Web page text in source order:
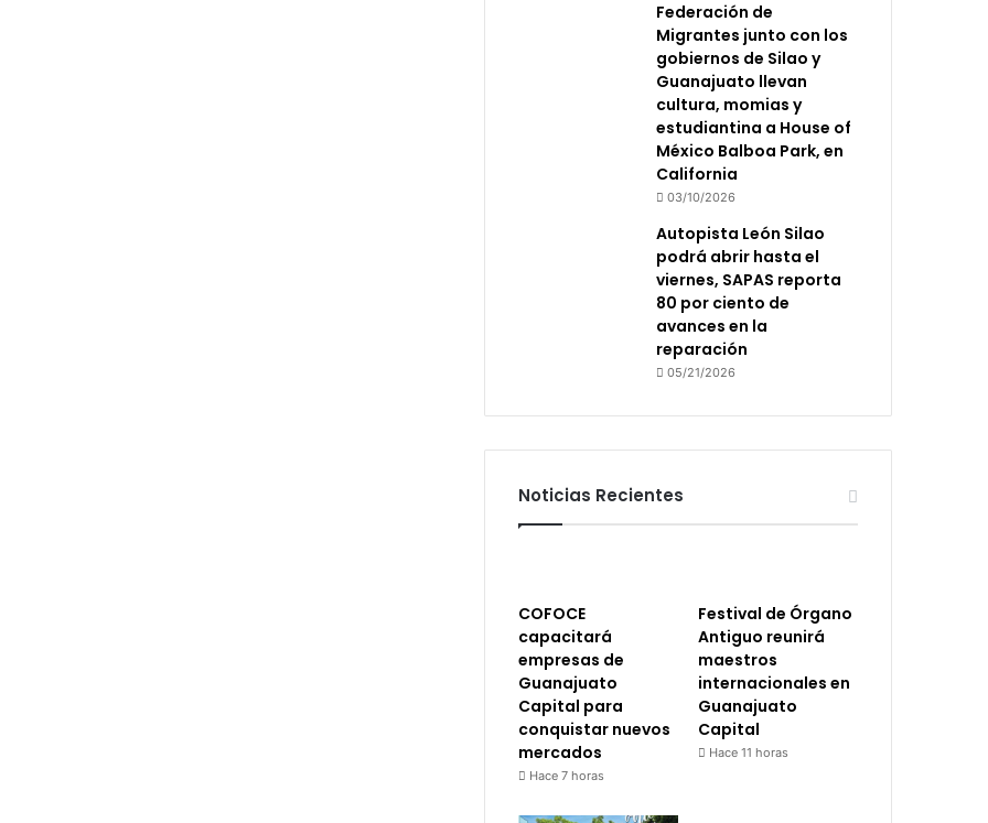
Federación de
Migrantes junto con los
gobiernos de Silao y
Guanajuato llevan
cultura, momias y
estudiantina a House of
México Balboa Park, en
California
03/10/2026
Autopista León Silao
podrá abrir hasta el
viernes, SAPAS reporta
80 por ciento de
avances en la
reparación
05/21/2026
Noticias Recientes
COFOCE
capacitará
empresas de
Guanajuato
Capital para
conquistar nuevos
mercados
Hace 7 horas
Festival de Órgano
Antiguo reunirá
maestros
internacionales en
Guanajuato
Capital
Hace 11 horas